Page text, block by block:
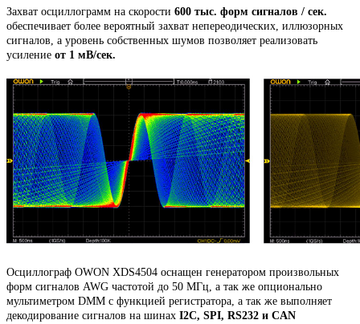
Захват осциллограмм на скорости 600 тыс. форм сигналов / сек.
обеспечивает более вероятный захват непереодических, иллюзорных
сигналов, а уровень собственных шумов позволяет реализовать
усиление от 1 мВ/сек.
Осциллограф OWON XDS4504 оснащен генератором произвольных
форм сигналов AWG частотой до 50 МГц, а так же опционально
мультиметром DMM с функцией регистратора, а так же выполняет
декодирование сигналов на шинах I2C, SPI, RS232 и CAN